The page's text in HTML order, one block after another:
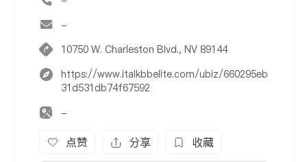
-
10750 W. Charleston Blvd., NV 89144
https://www.italkbbelite.com/ubiz/660295eb
31d531db74f67592
-
点赞 分享 收藏